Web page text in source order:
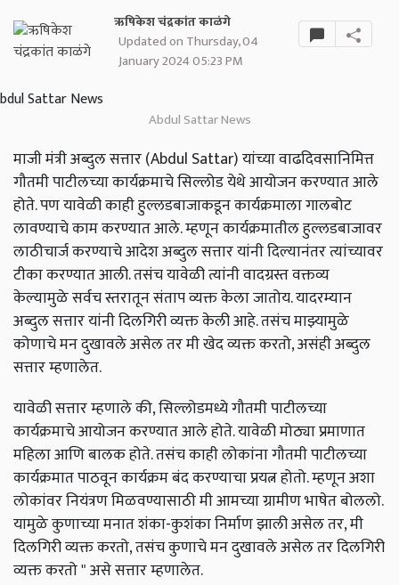
ऋषिकेश चंद्रकांत काळंगे
Updated on Thursday, 04
January 2024 05:23 PM
Abdul Sattar News
माजी मंत्री अब्दुल सत्तार (Abdul Sattar) यांच्या वाढदिवसानिमित्त
गौतमी पाटीलच्या कार्यक्रमाचे सिल्लोड येथे आयोजन करण्यात आले
होते. पण यावेळी काही हुल्लडबाजाकडून कार्यक्रमाला गालबोट
लावण्याचे काम करण्यात आले. म्हणून कार्यक्रमातील हुल्लडबाजावर
लाठीचार्ज करण्याचे आदेश अब्दुल सत्तार यांनी दिल्यानंतर त्यांच्यावर
टीका करण्यात आली. तसंच यावेळी त्यांनी वादग्रस्त वक्तव्य
केल्यामुळे सर्वच स्तरातून संताप व्यक्त केला जातोय. यादरम्यान
अब्दुल सत्तार यांनी दिलगिरी व्यक्त केली आहे. तसंच माझ्यामुळे
कोणाचे मन दुखावले असेल तर मी खेद व्यक्त करतो, असंही अब्दुल
सत्तार म्हणालेत.
यावेळी सत्तार म्हणाले की, सिल्लोडमध्ये गौतमी पाटीलच्या
कार्यक्रमाचे आयोजन करण्यात आले होते. यावेळी मोठ्या प्रमाणात
महिला आणि बालक होते. तसंच काही लोकांना गौतमी पाटीलच्या
कार्यक्रमात पाठवून कार्यक्रम बंद करण्याचा प्रयत्न होतो. म्हणून अशा
लोकांवर नियंत्रण मिळवण्यासाठी मी आमच्या ग्रामीण भाषेत बोललो.
यामुळे कुणाच्या मनात शंका-कुशंका निर्माण झाली असेल तर, मी
दिलगिरी व्यक्त करतो, तसंच कुणाचे मन दुखावले असेल तर दिलगिरी
व्यक्त करतो " असे सत्तार म्हणालेत.